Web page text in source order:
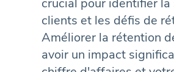
clients et les défis de
Améliorer la rétention
avoir un impact